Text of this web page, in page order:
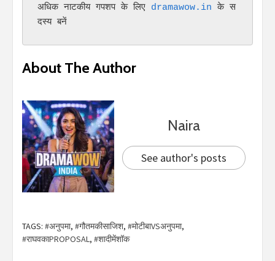
अधिक नाटकीय गपशप के लिए dramawow.in के स
दस्य बनें
About The Author
Naira
See author's posts
TAGS: #अनुपमा, #गौतमकीसाजिश, #मोटीबाVSअनुपमा,
#राघवकाPROPOSAL, #शादीमेंशॉक